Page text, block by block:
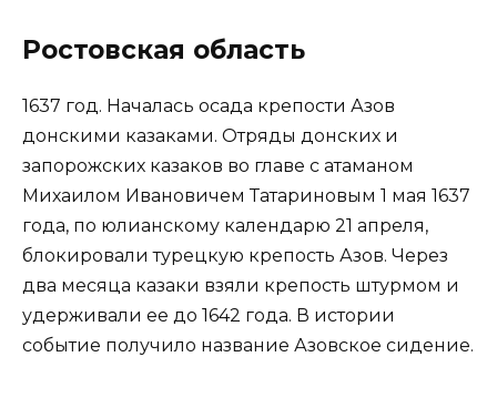
Ростовская область
1637 год. Началась осада крепости Азов
донскими казаками. Отряды донских и
запорожских казаков во главе с атаманом
Михаилом Ивановичем Татариновым 1 мая 1637
года, по юлианскому календарю 21 апреля,
блокировали турецкую крепость Азов. Через
два месяца казаки взяли крепость штурмом и
удерживали ее до 1642 года. В истории
событие получило название Азовское сидение.